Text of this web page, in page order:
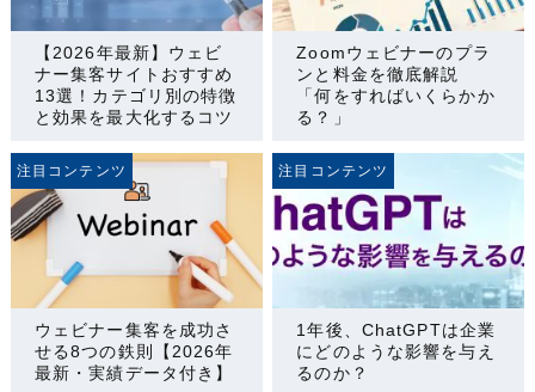
【2026年最新】ウェビ
ナー集客サイトおすすめ
13選！カテゴリ別の特徴
と効果を最大化するコツ
Zoomウェビナーのプラ
ンと料金を徹底解説
「何をすればいくらかか
る？」
注目コンテンツ
ウェビナー集客を成功さ
せる8つの鉄則【2026年
最新・実績データ付き】
注目コンテンツ
1年後、ChatGPTは企業
にどのような影響を与え
るのか？